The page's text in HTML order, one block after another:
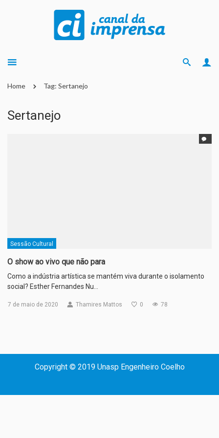
Home Tag: Sertanejo
Sertanejo
Sessão Cultural
O show ao vivo que não para
Como a indústria artística se mantém viva durante o isolamento
social? Esther Fernandes Nu…
7 de maio de 2020 Thamires Mattos 0 78
Copyright © 2019 Unasp Engenheiro Coelho